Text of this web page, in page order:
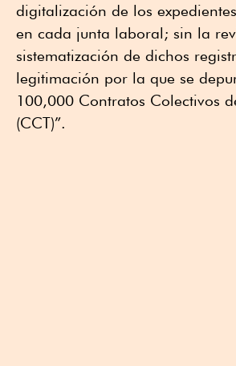
digitalización de los
en cada junta laboral; sin la
sistematización de dichos
legitimación por la que se
100,000 Contratos Colectivos
(CCT)”.